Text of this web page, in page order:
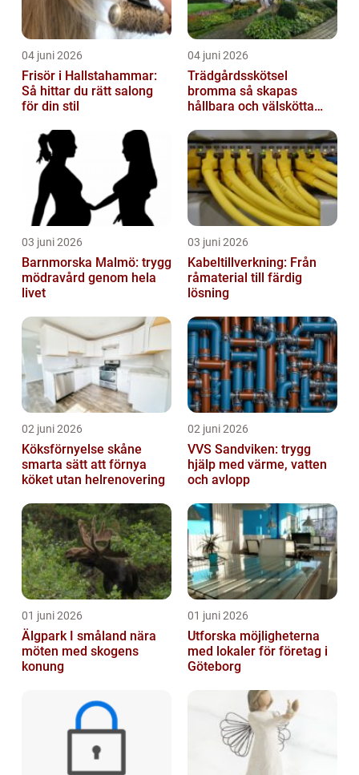
04 juni 2026
Frisör i Hallstahammar:
Så hittar du rätt salong
för din stil
04 juni 2026
Trädgårdsskötsel
bromma så skapas
hållbara och välskötta
03 juni 2026
Barnmorska Malmö: trygg
mödravård genom hela
livet
03 juni 2026
Kabeltillverkning: Från
råmaterial till färdig
lösning
02 juni 2026
Köksförnyelse skåne
smarta sätt att förnya
köket utan helrenovering
02 juni 2026
VVS Sandviken: trygg
hjälp med värme, vatten
och avlopp
01 juni 2026
Älgpark I småland nära
möten med skogens
konung
01 juni 2026
Utforska möjligheterna
med lokaler för företag i
Göteborg